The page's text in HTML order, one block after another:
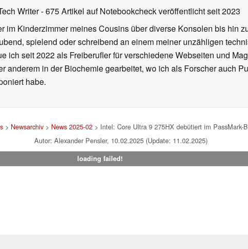
Writer- 675 Artikel auf Notebookcheck veröffentlichtseit 2023
im Kinderzimmer meines Cousins über diverse Konsolen bis hin
spielend oder schreibend an einem meiner unzähligen
ich seit 2022 als Freiberufler für verschiedene Webseiten und
anderem in der Biochemie gearbeitet, wo ich als Forscher auch
habe.
> Newsarchiv > News 2025-02 > Intel: Core Ultra 9 275HX debütiert im
Autor: Alexander Pensler, 10.02.2025 (Update: 11.02.2025)
loading failed!